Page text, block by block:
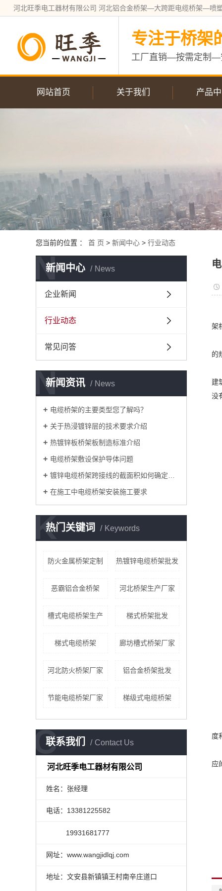
河北旺季电工器材有限公司 河北铝合金桥架—大跨距电缆桥架—喷
专注于桥架
工厂直销—按需定制—
网站首页 关于我们 产品
电缆桥架
镀锌电
防火电缆
铝合金电
梯式电
节能模
您当前的位置 ： 首 页 > 新闻中心 > 行业动态
新闻中心 News
N
企业新闻
行业动态
常见问答
新闻资讯 News
N
电缆桥架的主要类型您了解吗？
关于热浸镀锌层的技术要求介绍
热镀锌板桥架板制造标准介绍
电缆桥架敷设保护导体问题
镀锌电缆桥架跨接线的截面积如何确定呢？
在施工中电缆桥架安装施工要求
热门关键词 Keywords
K
防火金属桥架定制 热镀锌电缆桥架批发
恶霸铝合金桥架 河北桥架生产厂家
槽式电缆桥架生产 梯式桥架批发
梯式电缆桥架 廊坊槽式桥架厂家
河北防火桥架厂家 铝合金桥架批发
节能电缆桥架厂家 梯级式电缆桥架
联系我们 Contact Us
C
河北旺季电工器材有限公司
姓名：张经理
电话：13381225582
19931681777
网址：www.wangjidlqj.com
地址：文安县新镇镇王村南辛庄道口
架
的
建
没
度
应